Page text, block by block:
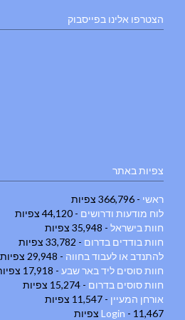
הצטרפו אלינו בפייסבוק
צפיות באתר
ראשי - 366,796 צפיות
לוח מודעות ודרושים - 44,120 צפיות
חוות בישראל - 35,948 צפיות
חוות בודדים בדרום - 33,782 צפיות
להתנדב או לעבוד בחווה - 29,948 צפיות
חוות סוסים ליד באר שבע - 17,918 צפיות
חוות סוסים בדרום - 15,274 צפיות
אורחן המעיין - 11,547 צפיות
Login - 11,467 צפיות